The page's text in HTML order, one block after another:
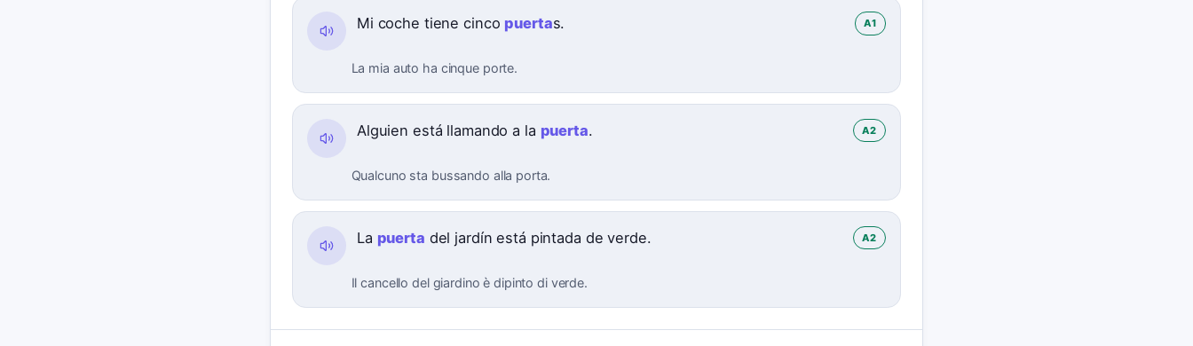
Mi coche tiene cinco puertas. A1
La mia auto ha cinque porte.
Alguien está llamando a la puerta. A2
Qualcuno sta bussando alla porta.
La puerta del jardín está pintada de verde. A2
Il cancello del giardino è dipinto di verde.